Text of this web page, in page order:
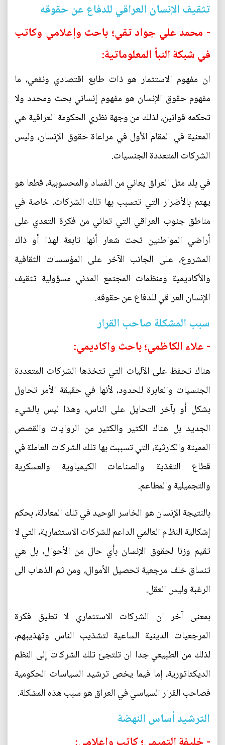
تثقيف الإنسان العراقي للدفاع عن حقوقه
- محمد علي جواد تقي؛ باحث وإعلامي وكاتب
في شبكة النبأ المعلوماتية:
ان مفهوم الاستثمار هو ذات طابع اقتصادي ونفعي، ما
مفهوم حقوق الإنسان هو مفهوم إنساني بحت ومحدد ولا
تحكمه قوانين، لذلك من وجهة نظري الحكومة العراقية هي
المعنية في المقام الأول في مراعاة حقوق الإنسان، وليس
الشركات المتعددة الجنسيات.
في بلد مثل العراق يعاني من الفساد والمحسوبية، قطعا هو
يهتم بالأضرار التي تتسبب بها تلك الشركات، خاصة في
مناطق جنوب العراقي التي تعاني من فكرة التعدي على
أراضي المواطنين تحت شعار أنها تابعة لهذا أو ذاك
المشروع، على الجانب الآخر على المؤسسات الثقافية
والأكاديمية ومنظمات المجتمع المدني مسؤولية تثقيف
الإنسان العراقي للدفاع عن حقوقه.
سبب المشكلة صاحب القرار
- علاء الكاظمي؛ باحث واكاديمي:
هناك تحفظ على الآليات التي تتخذها الشركات المتعددة
الجنسيات والعابرة للحدود، لأنها في حقيقة الأمر تحاول
بشكل أو بآخر التحايل على الناس، وهذا ليس بالشيء
الجديد بل هناك الكثير والكثير من الروايات والقصص
المميتة والكارثية، التي تسببت بها تلك الشركات العاملة في
قطاع التغذية والصناعات الكيمياوية والعسكرية
والتجميلية والمطاعم.
بالنتيجة الإنسان هو الخاسر الوحيد في تلك المعادلة، بحكم
إشكالية النظام العالمي الداعم للشركات الاستثمارية، التي لا
تقيم وزنا لحقوق الإنسان بأي حال من الأحوال، بل هي
تنساق خلف مرجعية تحصيل الأموال، ومن ثم الذهاب الى
الرغبة وليس العقل.
بمعنى آخر ان الشركات الاستثماري لا تطيق فكرة
المرجعيات الدينية الساعية لتشذيب الناس وتهذيبهم،
لذلك من الطبيعي جدا ان تلتجئ تلك الشركات إلى النظم
الديكتاتورية، إما فيما يخص ترشيد السياسات الحكومية
فصاحب القرار السياسي في العراق هو سبب هذه المشكلة.
الترشيد أساس النهضة